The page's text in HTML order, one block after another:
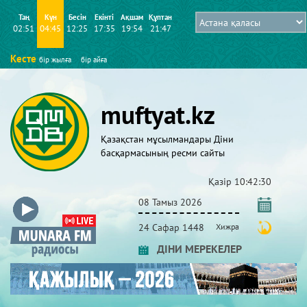
Таң
02:51
Күн
04:45
Бесін
12:25
Екінті
17:35
Ақшам
19:54
Құптан
21:47
Кесте бір жылға бір айға
muftyat.kz
Қазақстан мұсылмандары Діни
басқармасының ресми сайты
Қазір 10:42:31
08 Тамыз 2026
24 Сафар 1448 Хижра
ДІНИ МЕРЕКЕЛЕР